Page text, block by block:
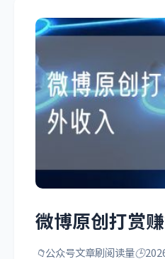
微博原创打赏
📁公众号文章刷阅读量🕒